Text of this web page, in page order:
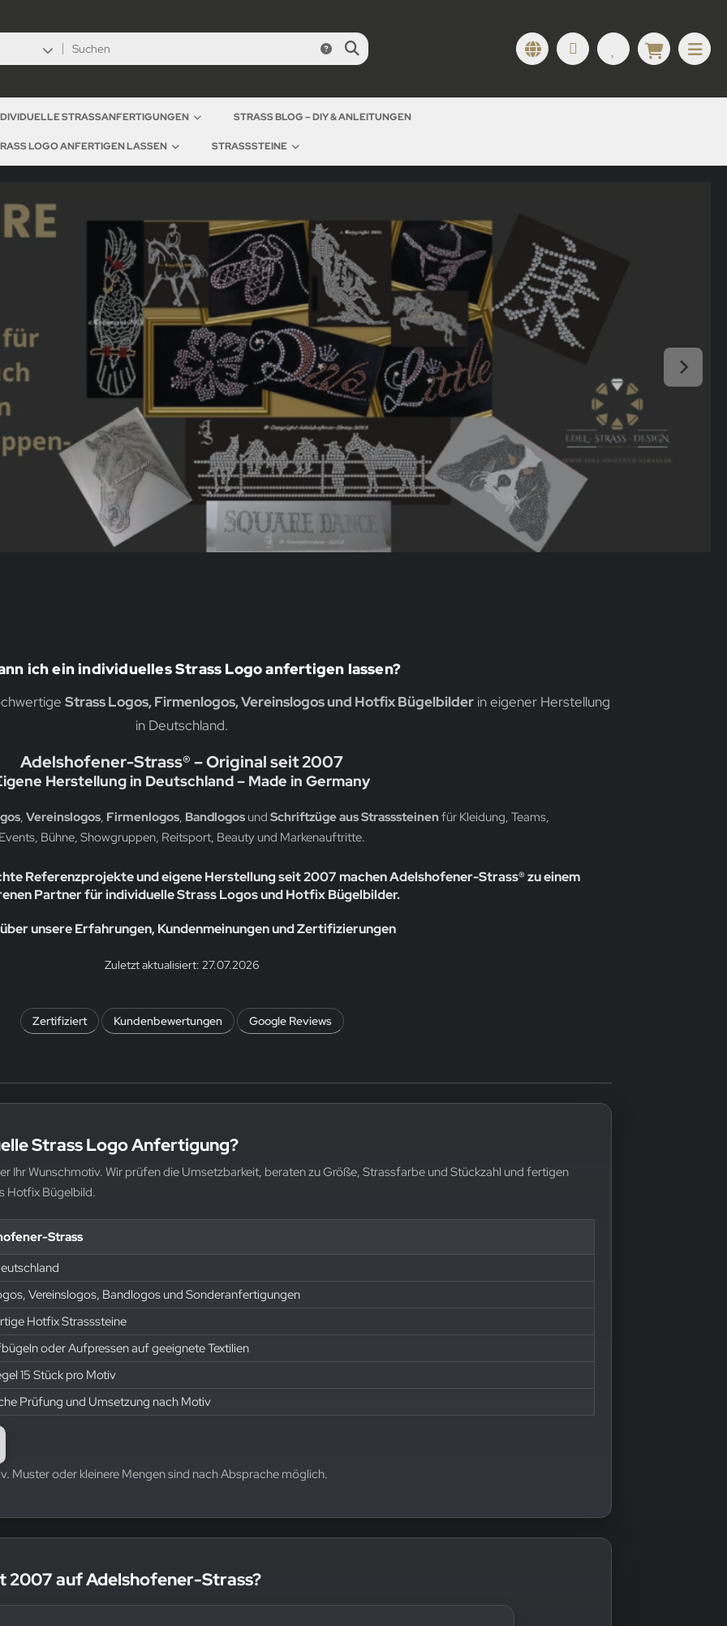
STRASSANFERTIGUNGEN STRASS BLOG – DIY & ANLEITUNGEN
LOGO ANFERTIGEN LASSEN STRASSSTEINE
ich ein individuelles Strass Logo anfertigen lassen?
Strass Logos, Firmenlogos, Vereinslogos und Hotfix Bügelbilder in eigener Herstellung
in Deutschland.
Adelshofener-Strass® – Original seit 2007
Herstellung in Deutschland – Made in Germany
, Vereinslogos, Firmenlogos, Bandlogosund Schriftzüge aus Strasssteinen für Kleidung, Teams,
Events, Bühne, Showgruppen, Reitsport, Beauty und Markenauftritte.
Referenzprojekte und eigene Herstellung seit 2007 machen Adelshofener-Strass® zu einem
Partner für individuelle Strass Logos und Hotfix Bügelbilder.
unsere Erfahrungen, Kundenmeinungen und Zertifizierungen
Zuletzt aktualisiert: 27.07.2026
Zertifiziert Kundenbewertungen Google Reviews
Strass Logo Anfertigung?
Ihr Wunschmotiv. Wir prüfen die Umsetzbarkeit, beraten zu Größe, Strassfarbe und Stückzahl und fertigen
Hotfix Bügelbild.
Strass
Vereinslogos, Bandlogos und Sonderanfertigungen
Hotfix Strasssteine
oder Aufpressen auf geeignete Textilien
15 Stück pro Motiv
Prüfung und Umsetzung nach Motiv
Muster oder kleinere Mengen sind nach Absprache möglich.
2007 auf Adelshofener-Strass?